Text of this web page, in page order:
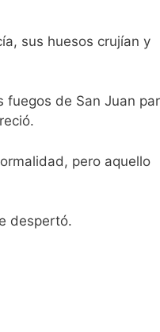
sus huesos crujían y
fuegos de San Juan
pero aquello
despertó.